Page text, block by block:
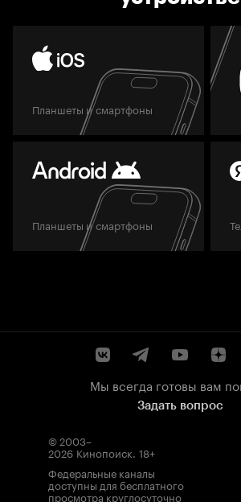
Планшеты и смартфоны
Планшеты и смартфоны
Мы всегда готовы вам
Задать вопрос
© 2003–
2026 Кинопоиск. 18+
Федеральные каналы
доступны для бесплатного
просмотра круглосуточно